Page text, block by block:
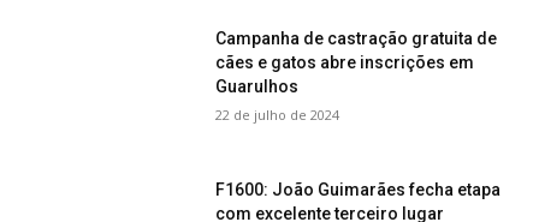
Campanha de castração gratuita de
cães e gatos abre inscrições em
Guarulhos
22 de julho de 2024
F1600: João Guimarães fecha etapa
com excelente terceiro lugar